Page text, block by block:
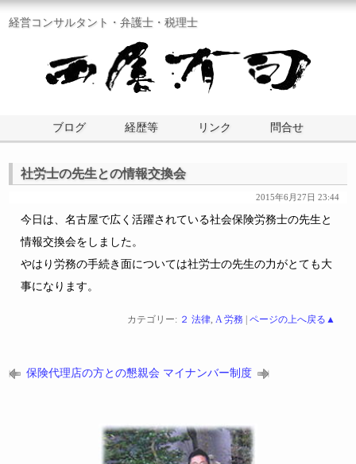
経営コンサルタント・弁護士・税理士
ブログ 経歴等 リンク 問合せ
社労士の先生との情報交換会
2015年6月27日 23:44
今日は、名古屋で広く活躍されている社会保険労務士の先生と
情報交換会をしました。
やはり労務の手続き面については社労士の先生の力がとても大
事になります。
カテゴリー: ２ 法律, A 労務 | ページの上へ戻る▲
保険代理店の方との懇親会 マイナンバー制度